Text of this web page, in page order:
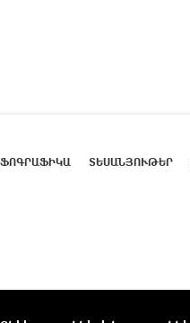
ՏԵՍԱՆՅՈՒԹԵՐ